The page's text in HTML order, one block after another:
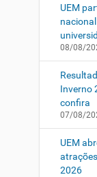
UEM
08/08/
Inverno
confira
07/08/
UEM
2026